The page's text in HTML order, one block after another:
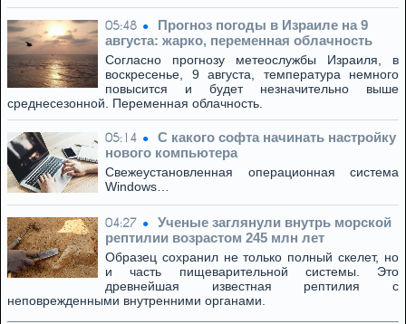
05:48
Прогноз погоды в Израиле на 9
августа: жарко, переменная облачность
Согласно прогнозу метеослужбы Израиля, в
воскресенье, 9 августа, температура немного
повысится и будет незначительно выше
среднесезонной. Переменная облачность.
05:14
С какого софта начинать настройку
нового компьютера
Свежеустановленная операционная система
Windows…
04:27
Ученые заглянули внутрь морской
рептилии возрастом 245 млн лет
Образец сохранил не только полный скелет, но
и часть пищеварительной системы. Это
древнейшая известная рептилия с
неповрежденными внутренними органами.